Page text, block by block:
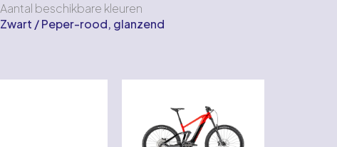
Aantal beschikbare kleuren
Zwart / Peper-rood, glanzend